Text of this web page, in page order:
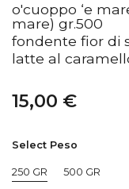
o'cuoppo ‘e
mare) gr.500
fondente fior di
latte al
15,00 €
Select Peso
250 GR 500 GR